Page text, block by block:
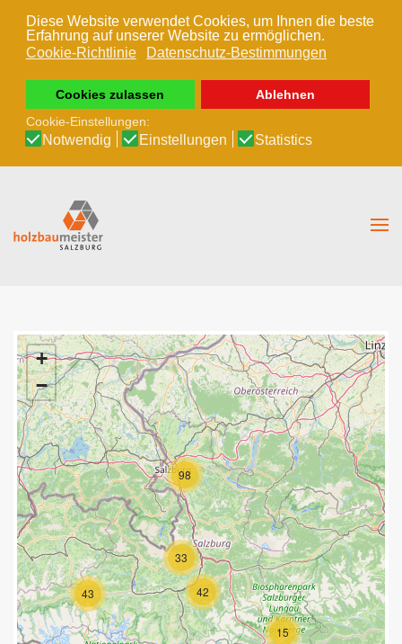
Diese Website verwendet Cookies, um Ihnen die beste
Erfahrung auf unserer Website zu ermöglichen.
Cookie-Richtlinie
Datenschutz-Bestimmungen
Cookies zulassen
Ablehnen
Cookie-Einstellungen:
Notwendig Einstellungen Statistics
Zum Hauptinhalt springen
15
33
42
43
98
+
−